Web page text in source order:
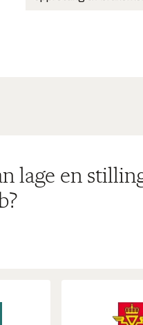
lage en